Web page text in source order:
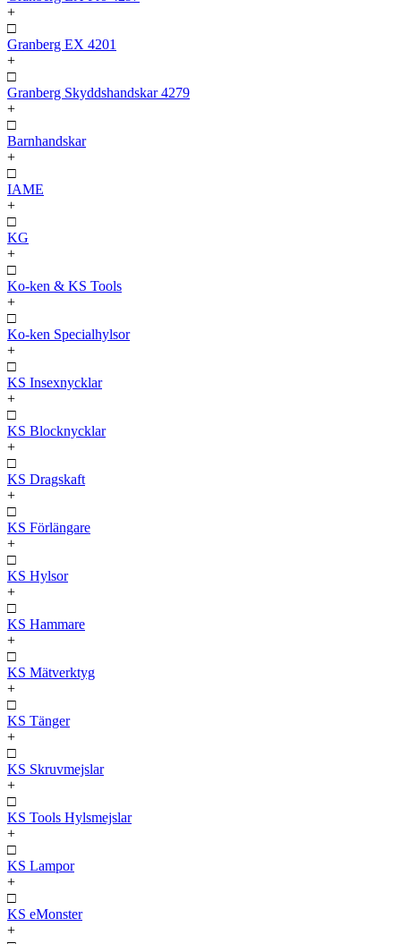
+
□
Granberg EX 4201
+
□
Granberg Skyddshandskar 4279
+
□
Barnhandskar
+
□
IAME
+
□
KG
+
□
Ko-ken & KS Tools
+
□
Ko-ken Specialhylsor
+
□
KS Insexnycklar
+
□
KS Blocknycklar
+
□
KS Dragskaft
+
□
KS Förlängare
+
□
KS Hylsor
+
□
KS Hammare
+
□
KS Mätverktyg
+
□
KS Tänger
+
□
KS Skruvmejslar
+
□
KS Tools Hylsmejslar
+
□
KS Lampor
+
□
KS eMonster
+